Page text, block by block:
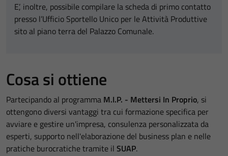
E’, inoltre, possibile compilare la scheda di primo contatto
presso l’Ufficio Sportello Unico per le Attività Produttive
sito al piano terra del Palazzo Comunale.
Cosa si ottiene
Partecipando al programma M.I.P. - Mettersi In Proprio, si
ottengono diversi vantaggi tra cui formazione specifica per
avviare e gestire un'impresa, consulenza personalizzata da
esperti, supporto nell'elaborazione del business plan e nelle
pratiche burocratiche tramite il SUAP.